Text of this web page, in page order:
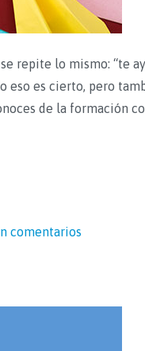
repite lo mismo: “te
eso es cierto, pero
de la formación
comentarios